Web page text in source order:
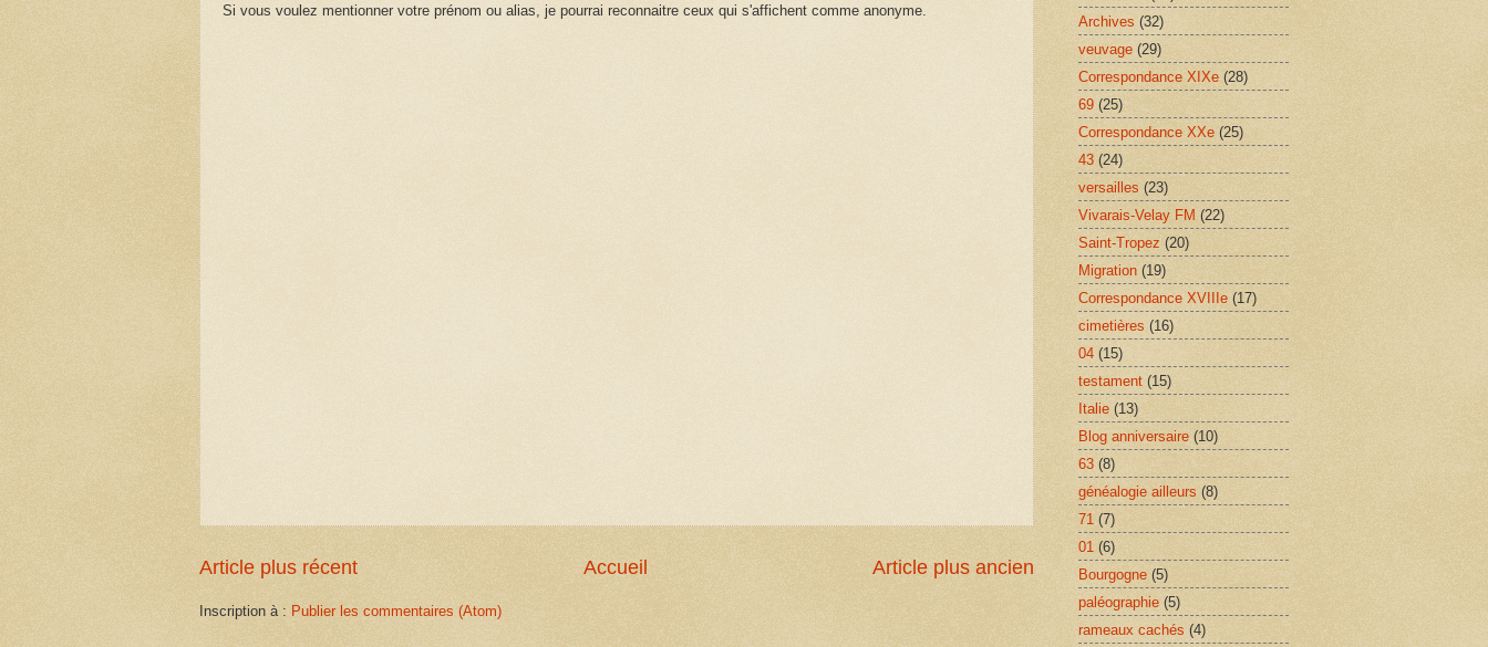
Si vous voulez mentionner votre prénom ou alias, je pourrai reconnaitre ceux qui s'affichent comme anonyme.
Article plus récent Article plus ancien
Accueil
Inscription à : Publier les commentaires (Atom)
Archives (32)
veuvage (29)
Correspondance XIXe (28)
69 (25)
Correspondance XXe (25)
43 (24)
versailles (23)
Vivarais-Velay FM (22)
Saint-Tropez (20)
Migration (19)
Correspondance XVIIIe (17)
cimetières (16)
04 (15)
testament (15)
Italie (13)
Blog anniversaire (10)
63 (8)
généalogie ailleurs (8)
71 (7)
01 (6)
Bourgogne (5)
paléographie (5)
rameaux cachés (4)